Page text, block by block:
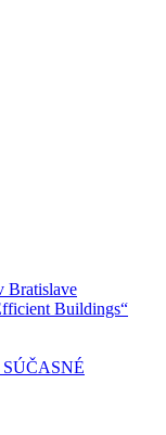
Bratislave
Buildings“